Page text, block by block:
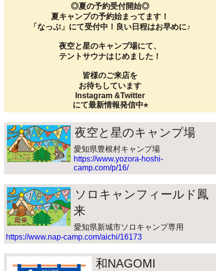
◎夏の予約受付開始◎
夏キャンプの予約始まってます！
「なっぷ」にて受付中！良い日程はお早めに♪
夜空と星のキャンプ場にて、
テントサウナはじめました！
皆様のご来店を
お待ちしています
Instagram &Twitter
にて最新情報発信中⭐︎
夜空と星のキャンプ場
愛知県豊根村キャンプ場
https://www.yozora-hoshi-
camp.com/p/16/
ソロキャンフィールド鳳
来
愛知県新城市ソロキャンプ専用
https://www.nap-camp.com/aichi/16173
和NAGOMI